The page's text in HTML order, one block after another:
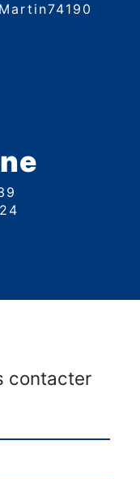
contacter